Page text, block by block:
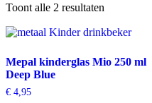
Toont alle 2 resultaten
Mepal kinderglas Mio 250 ml
Deep Blue
€ 4,95